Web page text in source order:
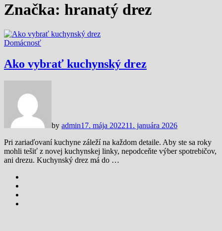
Značka: hranatý drez
Domácnosť
Ako vybrať kuchynský drez
by admin17. mája 202211. januára 2026
Pri zariaďovaní kuchyne záleží na každom detaile. Aby ste sa roky
mohli tešiť z novej kuchynskej linky, nepodceňte výber spotrebičov,
ani drezu. Kuchynský drez má do …